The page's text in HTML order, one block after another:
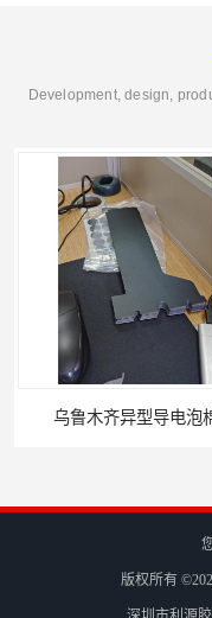
Development, design,
长春方位导电泡棉批
版权所有